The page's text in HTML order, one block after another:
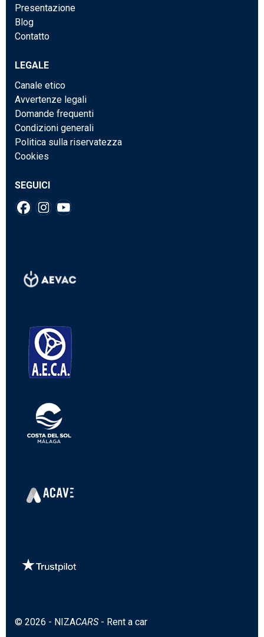
Presentazione
Blog
Contatto
LEGALE
Canale etico
Avvertenze legali
Domande frequenti
Condizioni generali
Politica sulla riservatezza
Cookies
SEGUICI
© 2026 - NIZACARS- Rent a car